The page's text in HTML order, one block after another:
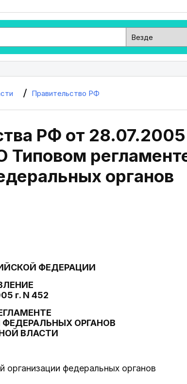
Правительство РФ
РФ от 28.07.2005
органов
ФЕДЕРАЦИИ
г. N 452
ОРГАНОВ
ВЛАСТИ
организации федеральных органов